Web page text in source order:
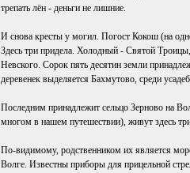
трепать лён - деньги не лишние.
И снова кресты у могил. Погост Кокош (на
Здесь три придела. Холодный - Святой
Невского. Сорок пять десятин земли
деревенек выделяется Бахмутово, среди
Последним принадлежит сельцо Зерново на
многом в нашем путешествии), живут здесь
По-видимому, родственником их является
Волге. Известны приборы для прицельной